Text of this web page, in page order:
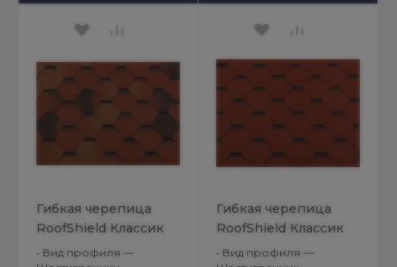
Гибкая черепица
RoofShield Классик
Стандарт Красно-
• Вид профиля —
Гибкая черепица
RoofShield Классик
Стандарт Красный с
• Вид профиля —